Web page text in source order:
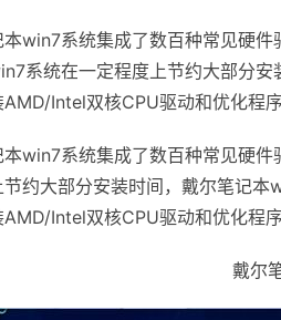
系统集成了数百种常见硬件
系统在一定程度上节约大部分
Intel双核CPU驱动和优化程
系统集成了数百种常见硬件
约大部分安装时间，戴尔笔记
Intel双核CPU驱动和优化程
戴尔